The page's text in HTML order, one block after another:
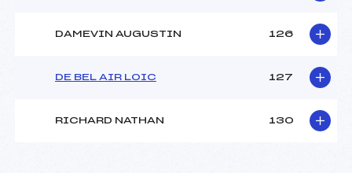
DAMEVIN AUGUSTIN 126
DE BEL AIR LOIC 127
RICHARD NATHAN 130